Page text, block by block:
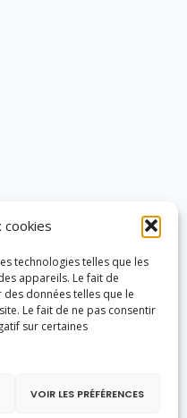
cookies
technologies telles que les
appareils. Le fait de
données telles que le
Le fait de ne pas consentir
sur certaines
VOIR LES PRÉFÉRENCES